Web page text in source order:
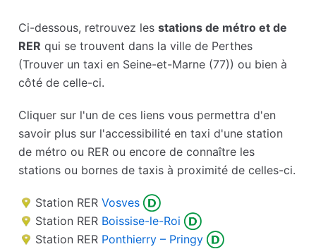
Ci-dessous, retrouvez lesstations de métro et de
RER qui se trouvent dans la ville de Perthes
(Trouver un taxi en Seine-et-Marne (77)) ou bien à
côté de celle-ci.
Cliquer sur l'un de ces liens vous permettra d'en
savoir plus sur l'accessibilité en taxi d'une station
de métro ou RER ou encore de connaître les
stations ou bornes de taxis à proximité de celles-ci.
Station RER Vosves
Station RER Boissise-le-Roi
Station RER Ponthierry – Pringy